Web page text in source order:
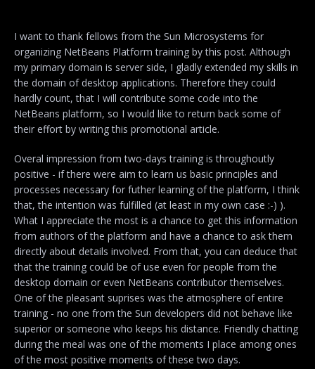
I want to thank fellows from the Sun Microsystems for
organizing NetBeans Platform training by this post. Although
my primary domain is server side, I gladly extended my skills in
the domain of desktop applications. Therefore they could
hardly count, that I will contribute some code into the
NetBeans platform, so I would like to return back some of
their effort by writing this promotional article.
Overal impression from two-days training is throughoutly
positive - if there were aim to learn us basic principles and
processes necessary for futher learning of the platform, I think
that, the intention was fulfilled (at least in my own case :-) ).
What I appreciate the most is a chance to get this information
from authors of the platform and have a chance to ask them
directly about details involved. From that, you can deduce that
that the training could be of use even for people from the
desktop domain or even NetBeans contributor themselves.
One of the pleasant suprises was the atmosphere of entire
training - no one from the Sun developers did not behave like
superior or someone who keeps his distance. Friendly chatting
during the meal was one of the moments I place among ones
of the most positive moments of these two days.